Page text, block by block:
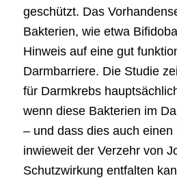
geschützt. Das
Bakterien, wie etwa
Hinweis auf eine gut
Darmbarriere. Die Studie
für Darmkrebs
wenn diese Bakterien im
– und dass dies auch
inwieweit der Verzehr von
Schutzwirkung entfalten